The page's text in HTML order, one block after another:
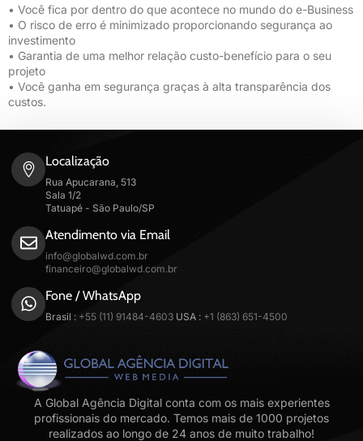
• Você fica por dentro do que acontece no mundo do e-Business
• O risco de erro é minimizado proporcionando segurança ao
investimento
• Garantia de uma melhor relação custo-benefício para o seu
projeto
• Você ganha em segurança graças à alta transparência dos
custos.
Localização
Rua Apucarana, 513
Sala 1/2
Tatuapé - São Paulo/SP
Atendimento via Email
info@globalwd.com.br
financeiro@globalwd.com.br
Fone / WhatsApp
Brasil : +55 (11) 91484-4603 USA : +1 (863) 651-4500
A Global Agência Digital conta com os mais experientes
profissionais do mercado. Temos mais de 1000 projetos
realizados ao longo de 24 anos de muito trabalho!